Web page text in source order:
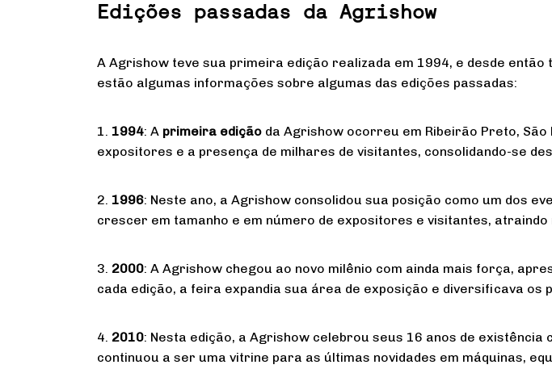
Edições passadas da Agrishow
A Agrishow teve sua primeira edição realizada em 1994, e desde
estão algumas informações sobre algumas das edições passadas:
1. 1994: A primeira edição da Agrishow ocorreu em Ribeirão Preto,
expositores e a presença de milhares de visitantes, consolidando-se
2. 1996: Neste ano, a Agrishow consolidou sua posição como um dos
crescer em tamanho e em número de expositores e visitantes,
3. 2000: A Agrishow chegou ao novo milênio com ainda mais força,
cada edição, a feira expandia sua área de exposição e diversificava
4. 2010: Nesta edição, a Agrishow celebrou seus 16 anos de
continuou a ser uma vitrine para as últimas novidades em máquinas,